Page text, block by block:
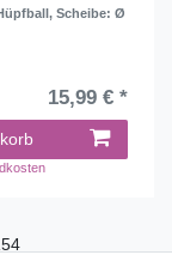
Scheibe: Ø
15,99 € *